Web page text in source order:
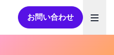
お問い合わせ